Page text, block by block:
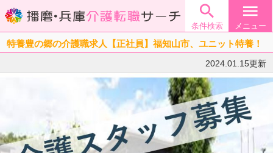

条件検索
menu
メニュー
特養豊の郷の介護職求人【正社員】福知山市、ユニット特養！
2024.01.15更新